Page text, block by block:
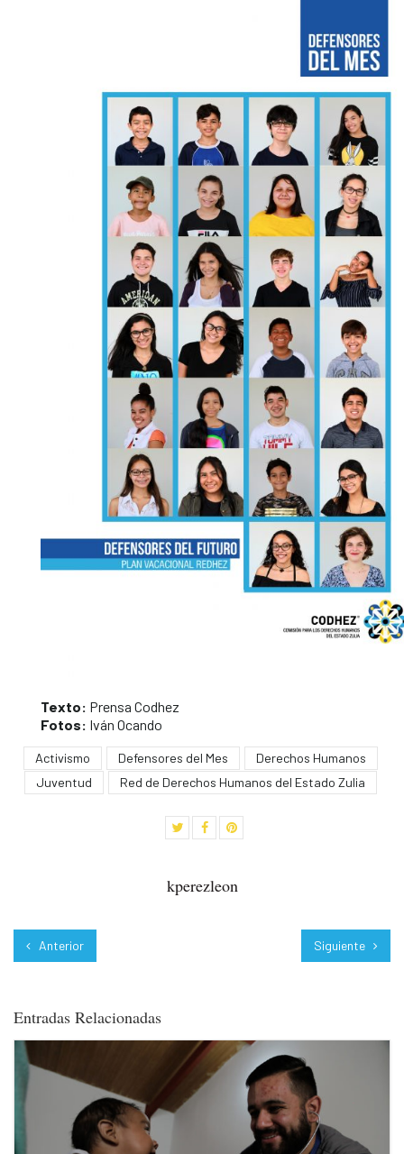
Texto: Prensa Codhez
Fotos: Iván Ocando
Activismo Defensores del Mes
Derechos Humanos
Juventud
Red de Derechos Humanos del Estado Zulia
kperezleon
Anterior Siguiente
Entradas Relacionadas